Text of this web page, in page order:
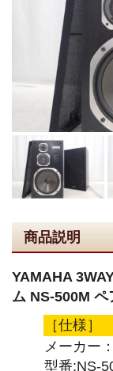
商品説明
YAMAHA
ム NS-500M ペ
［仕様］
メーカー
型番:NS-